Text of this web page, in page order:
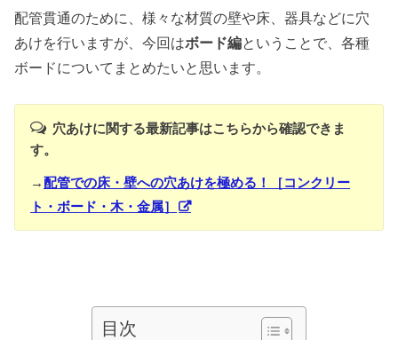
配管貫通のために、様々な材質の壁や床、器具などに穴
あけを行いますが、今回はボード編ということで、各種
ボードについてまとめたいと思います。
穴あけに関する最新記事はこちらから確認できま
す。
→ 配管での床・壁への穴あけを極める！［コンクリー
ト・ボード・木・金属］
目次